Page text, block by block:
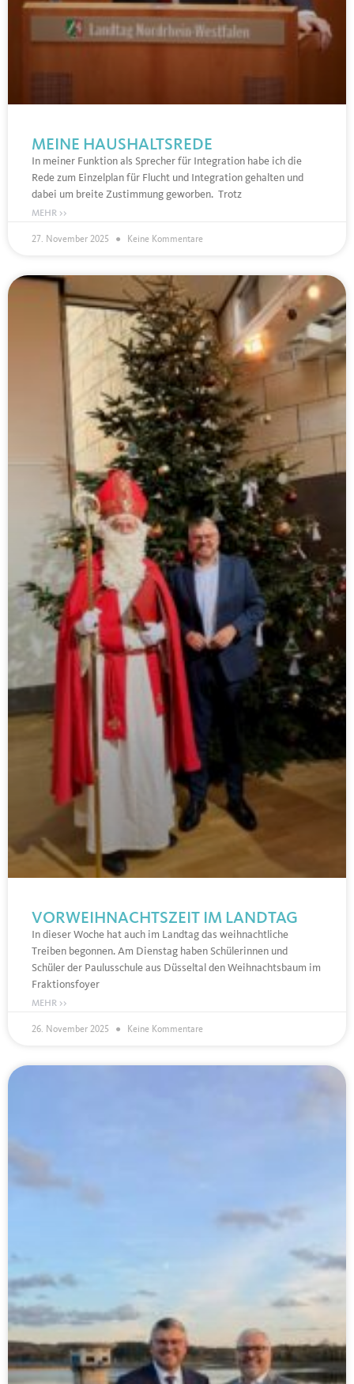
MEINE HAUSHALTSREDE
In meiner Funktion als Sprecher für Integration habe ich die
Rede zum Einzelplan für Flucht und Integration gehalten und
dabei um breite Zustimmung geworben. Trotz
MEHR >>
27. November 2025 Keine Kommentare
VORWEIHNACHTSZEIT IM LANDTAG
In dieser Woche hat auch im Landtag das weihnachtliche
Treiben begonnen. Am Dienstag haben Schülerinnen und
Schüler der Paulusschule aus Düsseltal den Weihnachtsbaum im
Fraktionsfoyer
MEHR >>
26. November 2025 Keine Kommentare